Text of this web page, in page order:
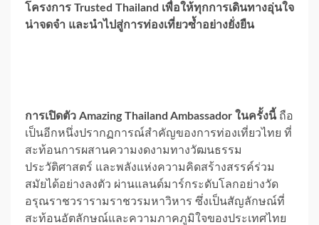
โครงการ Trusted Thailand เพื่อให้ทุกการเดินทางอุ่นใจ
น่าจดจำ และนำไปสู่การท่องเที่ยวซ้ำอย่างยั่งยืน
การเปิดตัว Amazing Thailand Ambassador ในครั้งนี้ ถือ
เป็นอีกหนึ่งปรากฏการณ์สำคัญของการท่องเที่ยวไทย ที่
สะท้อนการผสานความงดงามทางวัฒนธรรม
ประวัติศาสตร์ และพลังแห่งความคิดสร้างสรรค์ร่วม
สมัยได้อย่างลงตัว ผ่านแลนด์มาร์กระดับโลกอย่างวัด
อรุณราชวรารามราชวรมหาวิหาร ซึ่งเป็นสัญลักษณ์ที่
สะท้อนอัตลักษณ์และความภาคภูมิใจของประเทศไทย